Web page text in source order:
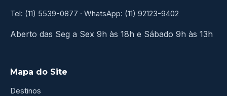
Tel: (11) 5539-0877 · WhatsApp: (11) 92123-9402
Aberto das Seg a Sex 9h às 18h e Sábado 9h às 13h
Mapa do Site
Destinos